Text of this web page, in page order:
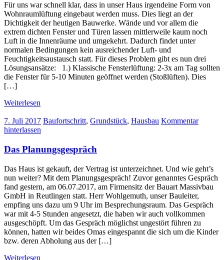
Für uns war schnell klar, dass in unser Haus irgendeine Form von
Wohnraumlüftung eingebaut werden muss. Dies liegt an der
Dichtigkeit der heutigen Bauwerke. Wände und vor allem die
extrem dichten Fenster und Türen lassen mittlerweile kaum noch
Luft in die Innenräume und umgekehrt. Dadurch findet unter
normalen Bedingungen kein ausreichender Luft- und
Feuchtigkeitsaustausch statt. Für dieses Problem gibt es nun drei
Lösungsansätze: 1.) Klassische Fensterlüftung: 2-3x am Tag sollten
die Fenster für 5-10 Minuten geöffnet werden (Stoßlüften). Dies
[…]
Weiterlesen
7. Juli 2017 Baufortschritt, Grundstück, Hausbau Kommentar
hinterlassen
Das Planungsgespräch
Das Haus ist gekauft, der Vertrag ist unterzeichnet. Und wie geht’s
nun weiter? Mit dem Planungsgespräch! Zuvor genanntes Gespräch
fand gestern, am 06.07.2017, am Firmensitz der Bauart Massivbau
GmbH in Reutlingen statt. Herr Wohlgemuth, unser Bauleiter,
empfing uns dazu um 9 Uhr im Besprechungsraum. Das Gespräch
war mit 4-5 Stunden angesetzt, die haben wir auch vollkommen
ausgeschöpft. Um das Gespräch möglichst ungestört führen zu
können, hatten wir beides Omas eingespannt die sich um die Kinder
bzw. deren Abholung aus der […]
Weiterlesen